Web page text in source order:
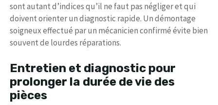
sont autant d’indices qu’il ne faut pas négliger et qui
doivent orienter un diagnostic rapide. Un démontage
soigneux effectué par un mécanicien confirmé évite bien
souvent de lourdes réparations.
Entretien et diagnostic pour
prolonger la durée de vie des
pièces